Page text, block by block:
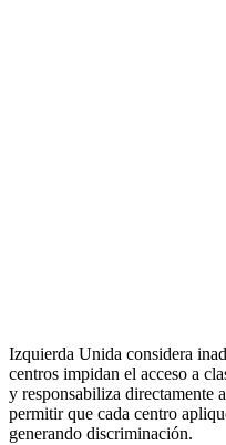
Izquierda Unida considera
centros impidan el acceso a
y responsabiliza directamente
permitir que cada centro
generando discriminación.